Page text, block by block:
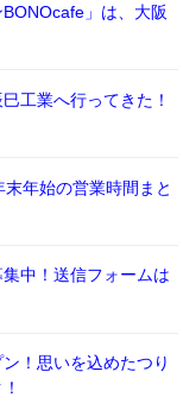
」は、大阪
工業へ行ってきた！
年始の営業時間まと
中！送信フォームは
！思いを込めたつり